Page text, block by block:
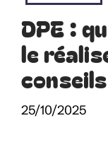
DPE :
le
conseils
25/10/2025